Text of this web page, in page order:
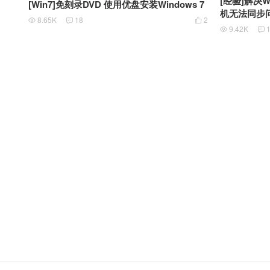
[Win7]免刻录DVD 使用优盘安装Windows 7
 2
 8.65K  18
机无法同步
 9.42K 